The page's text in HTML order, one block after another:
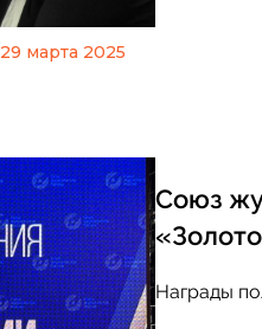
29 марта 2025
Союз
Награды